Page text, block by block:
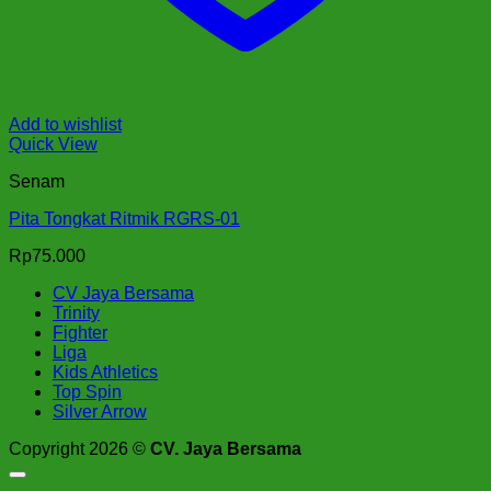
Add to wishlist
Quick View
Senam
Pita Tongkat Ritmik RGRS-01
Rp75.000
CV Jaya Bersama
Trinity
Fighter
Liga
Kids Athletics
Top Spin
Silver Arrow
Copyright 2026 © CV. Jaya Bersama